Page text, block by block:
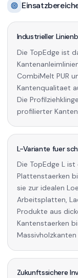
Industrieller
Die TopEdge ist
CombiMelt PUR
Kantenqualitaet
Die
profilierter
L-Variante fuer
Die TopEdge L
Plattenstaerken
sie zur idealen
Arbeitsplatten,
Produkte aus
Kantenstaerken
Massivholzkanten
Zukunftssichere